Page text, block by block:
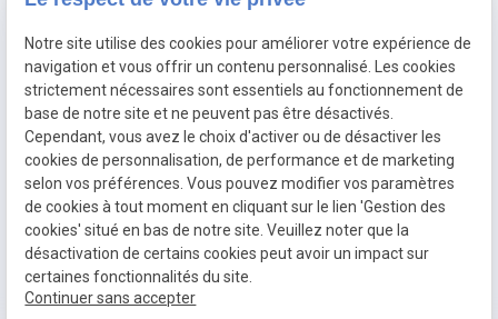
Diagnostic électronique
Echappement inox et titane
Décalaminage hydrogène
Clonage de calculateur moteur
Mentions
légales
Politique de
confidentialité
Gestion
des
cookies
Plan du
site
CGV
Notre site utilise des cookies pour améliorer votre expérience de
navigation et vous offrir un contenu personnalisé. Les cookies
strictement nécessaires sont essentiels au fonctionnement de
base de notre site et ne peuvent pas être désactivés.
Cependant, vous avez le choix d'activer ou de désactiver les
cookies de personnalisation, de performance et de marketing
selon vos préférences. Vous pouvez modifier vos paramètres
de cookies à tout moment en cliquant sur le lien 'Gestion des
cookies' situé en bas de notre site. Veuillez noter que la
désactivation de certains cookies peut avoir un impact sur
certaines fonctionnalités du site.
Continuer sans accepter